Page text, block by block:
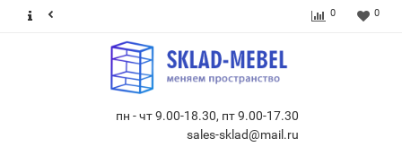
0 0
пн - чт 9.00-18.30, пт 9.00-17.30
sales-sklad@mail.ru